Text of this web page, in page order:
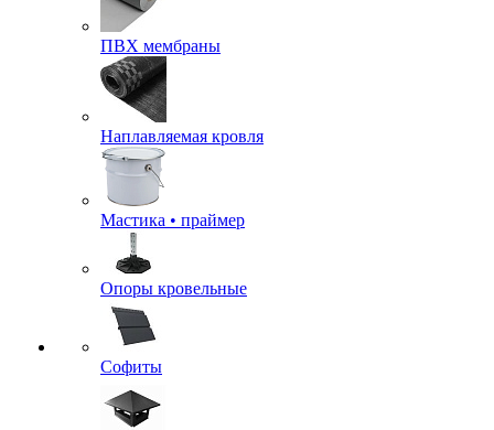
ПВХ мембраны
Наплавляемая кровля
Мастика • праймер
Опоры кровельные
Софиты